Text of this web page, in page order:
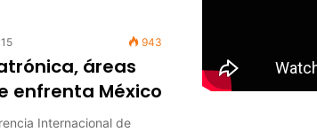
943
áreas
enfrenta México
Internacional de